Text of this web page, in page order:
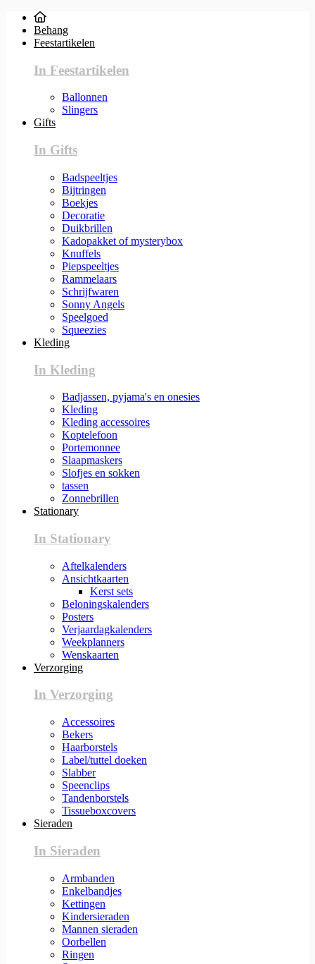
Behang
Feestartikelen
In Feestartikelen
Ballonnen
Slingers
Gifts
In Gifts
Badspeeltjes
Bijtringen
Boekjes
Decoratie
Duikbrillen
Kadopakket of mysterybox
Knuffels
Piepspeeltjes
Rammelaars
Schrijfwaren
Sonny Angels
Speelgoed
Squeezies
Kleding
In Kleding
Badjassen, pyjama's en onesies
Kleding
Kleding accessoires
Koptelefoon
Portemonnee
Slaapmaskers
Slofjes en sokken
tassen
Zonnebrillen
Stationary
In Stationary
Aftelkalenders
Ansichtkaarten
Kerst sets
Beloningskalenders
Posters
Verjaardagkalenders
Weekplanners
Wenskaarten
Verzorging
In Verzorging
Accessoires
Bekers
Haarborstels
Label/tuttel doeken
Slabber
Speenclips
Tandenborstels
Tissueboxcovers
Sieraden
In Sieraden
Armbanden
Enkelbandjes
Kettingen
Kindersieraden
Mannen sieraden
Oorbellen
Ringen